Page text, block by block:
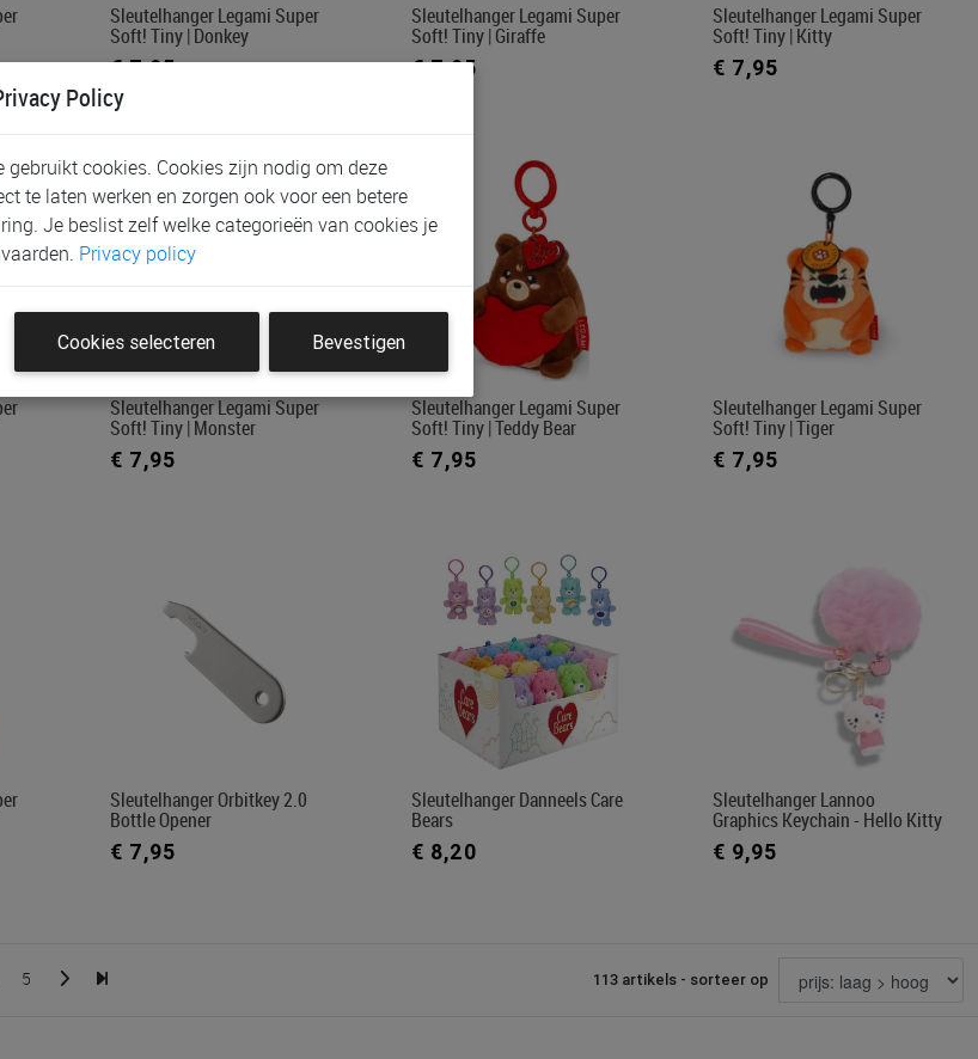
Sleutelhanger Legami Super
Soft! Tiny | Donkey
€ 7,95
Sleutelhanger Legami Super
Soft! Tiny | Giraffe
€ 7,95
Sleutelhanger Legami Super
Soft! Tiny | Kitty
€ 7,95
Sleutelhanger Legami Super
Soft! Tiny | Monster
€ 7,95
Sleutelhanger Legami Super
Soft! Tiny | Teddy Bear
€ 7,95
Sleutelhanger Legami Super
Soft! Tiny | Tiger
€ 7,95
Sleutelhanger Orbitkey 2.0
Bottle Opener
€ 7,95
Sleutelhanger Danneels Care
Bears
€ 8,20
Sleutelhanger Lannoo
Graphics Keychain - Hello Kitty
€ 9,95
5 113 artikels - sorteer op
Policy
gebruikt cookies. Cookies zijn nodig om deze
te laten werken en zorgen ook voor een betere
Je beslist zelf welke categorieën van cookies je
Privacy policy
Cookies selecteren Bevestigen